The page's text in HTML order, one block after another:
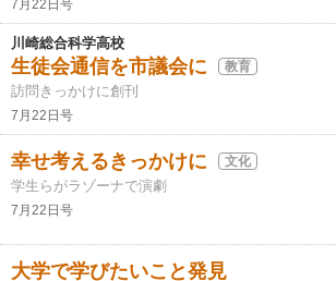
7月22日号
川崎総合科学高校
生徒会通信を市議会に 教育
訪問きっかけに創刊
7月22日号
幸せ考えるきっかけに 文化
学生らがラゾーナで演劇
7月22日号
大学で学びたいこと発見